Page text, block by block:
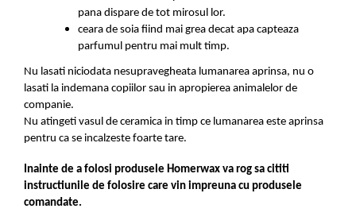
pana dispare de tot mirosul lor.
ceara de soia fiind mai grea decat apa capteaza
parfumul pentru mai mult timp.
Nu lasati niciodata nesupravegheata lumanarea aprinsa, nu o
lasati la indemana copiilor sau in apropierea animalelor de
companie.
Nu atingeti vasul de ceramica in timp ce lumanarea este aprinsa
pentru ca se incalzeste foarte tare.
Inainte de a folosi produsele Homerwax va rog sa cititi
instructiunile de folosire care vin impreuna cu produsele
comandate.